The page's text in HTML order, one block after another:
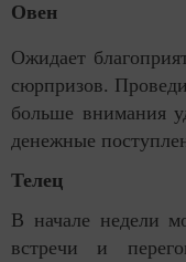
Овен
Ожидает
сюрпризов.
больше внимания
денежные
Телец
В начале недели
встречи и